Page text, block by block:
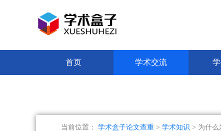
首页 学术交流
当前位置： 学术盒子论文查重 > 学术知识 > 为什么